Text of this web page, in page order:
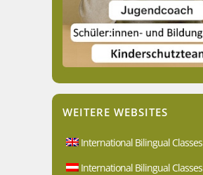
WEITERE WEBSITES
International Bilingual Classes
International Bilingual Classes